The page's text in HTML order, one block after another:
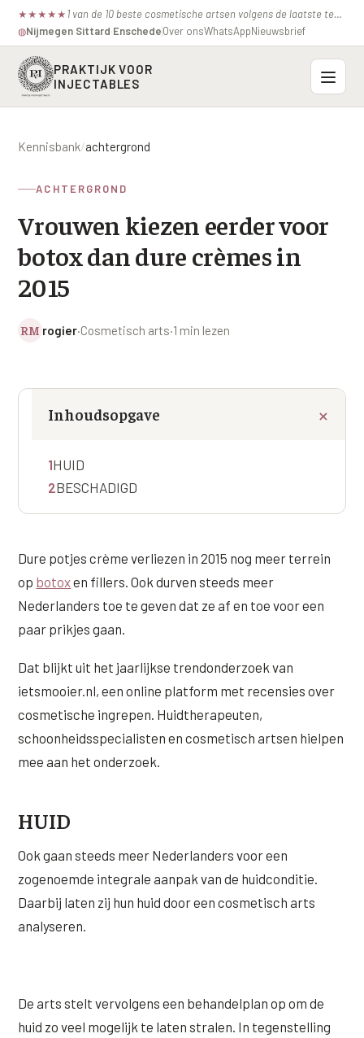
★ ★ ★ ★ ★ 1 van de 10 beste cosmetische artsen volgens de laatste test van de consumentenbond.
◍Nijmegen·Sittard·EnschedeOver onsWhatsAppNieuwsbrief
PRAKTIJK VOOR
INJECTABLES
Voorhoofdsrimpels
Fronsrimpel
Wenkbrauwen
Kraaienpootjes
Hangende oogleden
MIDDEN & MOND
Marionetlijnen
Mondhoeken
Verticale liplijntjes
Neus
Jukbeenderen
Wangen
Decolleté
Handen
Overmatig zweten
Botox / anti-rimpel
Belotero
Juvéderm Voluma
Juvéderm Volbella
Prostrolane
Radiesse
Saypha Volume
Saypha Volume Plus
Silhouette Soft
Teosyal Redensity
HUID & AANVULLEND
Epionce huidverzorging
PRP-behandeling
Profielen
VEROUDERING
Hangende Huid Profiel
HORMONAAL / METABOOL
Menopauze Veroudering profiel
Stress Cortisol profiel
PCOS Huid profiel
HUIDPROBLEMEN
Overgevoelige Huid Profiel
LIFESTYLE / MODERN
Instagram Gezicht Profiel
Volume Verlies Profiel
Digitale Nek Profiel
Prijzen
Nijmegen Sittard
Kennisbank/achtergrond
ACHTERGROND
Vrouwen kiezen eerder voor
botox dan dure crèmes in
2015
RM rogier·Cosmetisch arts·1 min lezen
Inhoudsopgave
1HUID
2BESCHADIGD
Dure potjes crème verliezen in 2015 nog meer terrein
op botoxen fillers. Ook durven steeds meer
Nederlanders toe te geven dat ze af en toe voor een
paar prikjes gaan.
Dat blijkt uit het jaarlijkse trendonderzoek van
ietsmooier.nl, een online platform met recensies over
cosmetische ingrepen. Huidtherapeuten,
schoonheidsspecialisten en cosmetisch artsen hielpen
mee aan het onderzoek.
HUID
Ook gaan steeds meer Nederlanders voor een
zogenoemde integrale aanpak van de huidconditie.
Daarbij laten zij hun huid door een cosmetisch arts
analyseren.
De arts stelt vervolgens een behandelplan op om de
huid zo veel mogelijk te laten stralen. In tegenstelling